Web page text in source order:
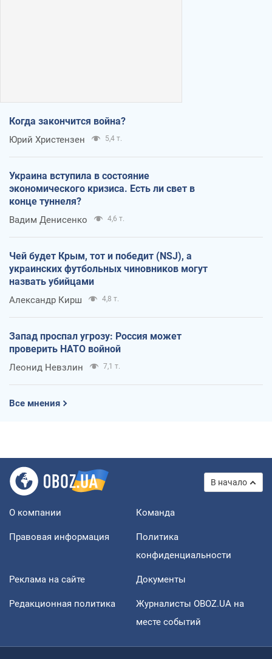
Когда закончится война?
Юрий Христензен 5,4 т.
Украина вступила в состояние
экономического кризиса. Есть ли свет в
конце туннеля?
Вадим Денисенко 4,6 т.
Чей будет Крым, тот и победит (NSJ), а
украинских футбольных чиновников могут
назвать убийцами
Александр Кирш 4,8 т.
Запад проспал угрозу: Россия может
проверить НАТО войной
Леонид Невзлин 7,1 т.
Все мнения
В начало
О компании Команда
Правовая информация
Политика
конфиденциальности
Реклама на сайте Документы
Редакционная политика
Журналисты OBOZ.UA на
месте событий